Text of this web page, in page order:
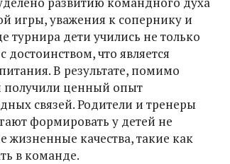
игры, уважения к сопернику и
турнира дети учились не только
что является
В результате, помимо
получили ценный опыт
связей. Родители и тренеры
формировать у детей не
качества, такие как
в команде.